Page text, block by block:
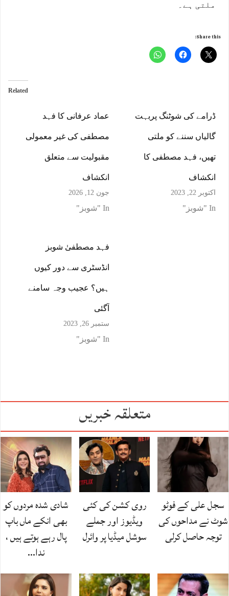
ملتی ہے۔
Share this:
Related
عماد عرفانی کا فہد
مصطفی کی غیر معمولی
مقبولیت سے متعلق
انکشاف
جون 12, 2026
In "شوبز"
ڈرامے کی شوٹنگ پربہت
گالیاں سننے کو ملتی
تھیں، فہد مصطفی کا
انکشاف
اکتوبر 22, 2023
In "شوبز"
فہد مصطفیٰ شوبز
انڈسٹری سے دور کیوں
ہیں؟ عجیب وجہ سامنے
آگئی
ستمبر 26, 2023
In "شوبز"
متعلقہ خبریں
سجل علی کے فوٹو
شوٹ نے مداحوں کی
توجہ حاصل کرلی
روی کشن کی کئی
ویڈیوز اور جملے
سوشل میڈیا پر وائرل
شادی شدہ مردوں کو
بھی انکے ماں باپ
پال رہے ہوتے ہیں ،
ندا…